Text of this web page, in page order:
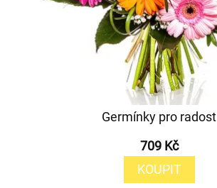
Germínky pro radost
709 Kč
KOUPIT